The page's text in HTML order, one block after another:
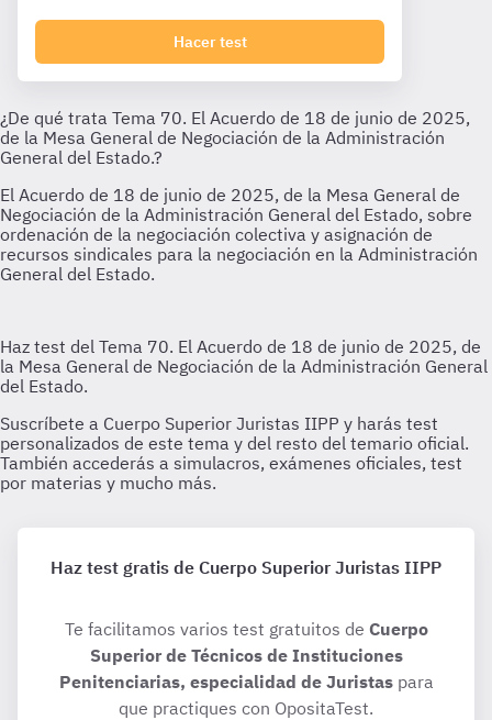
Hacer test
Haz test gratis de Cuerpo Superior Juristas IIPP
Te facilitamos varios test gratuitos de Cuerpo
Superior de Técnicos de Instituciones
Penitenciarias, especialidad de Juristaspara
que practiques con OpositaTest.